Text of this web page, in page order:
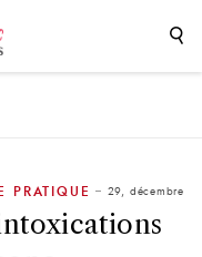
PRATIQUE 29, décembre